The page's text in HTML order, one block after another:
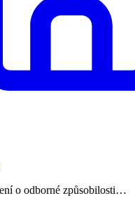
o odborné způsobilosti…